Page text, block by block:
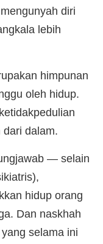
diri
lebih
himpunan
oleh hidup.
dari dalam.
— selain
hidup orang
Dan naskhah
selama ini